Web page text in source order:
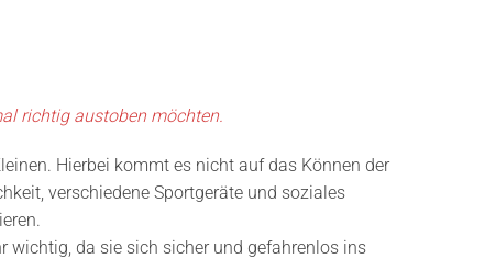
richtig austoben möchten.
Hierbei kommt es nicht auf das Können der
verschiedene Sportgeräte und soziales
wichtig, da sie sich sicher und gefahrenlos ins